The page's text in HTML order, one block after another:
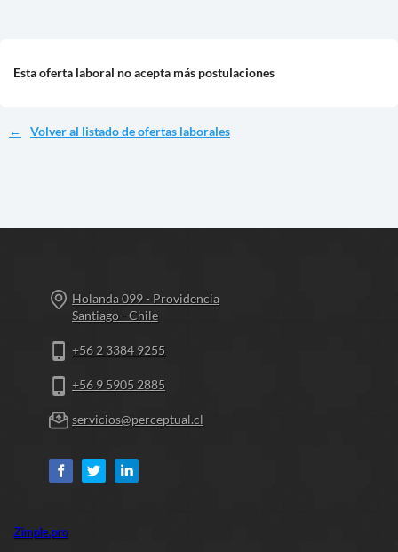
Esta oferta laboral no acepta más postulaciones
Volver al listado de ofertas laborales
Holanda 099 - Providencia
Santiago - Chile
+56 2 3384 9255
+56 9 5905 2885
servicios@perceptual.cl
Zimple.pro